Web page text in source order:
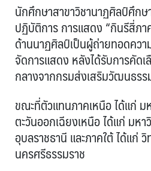
นักศึกษาสาขาวิชานาฏศิลป์ศึกษ
ปฏิบัติการ การแสดง “กินรีสี่ภ
ด้านนาฏศิลป์เป็นผู้ถ่ายทอดควา
จัดการแสดง หลังได้รับการคัด
กลางจากกรมส่งเสริมวัฒนธร
ขณะที่ตัวแทนภาคเหนือ ได้แก่ ม
ตะวันออกเฉียงเหนือ ได้แก่ มห
อุบลราชธานี และภาคใต้ ได้แก่
นครศรีธรรมราช